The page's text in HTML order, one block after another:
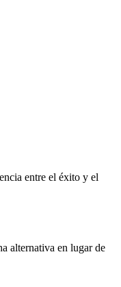
entre el éxito y el
alternativa en lugar de